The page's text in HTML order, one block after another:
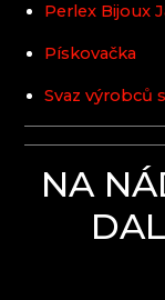
Perlex Bijoux
Pískovačka
Svaz výrobců
NA